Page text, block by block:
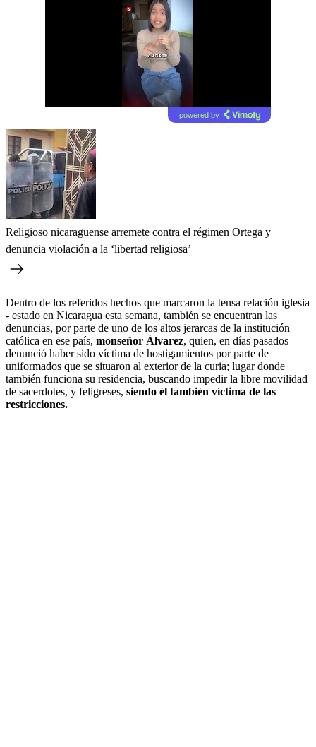
powered by
Religioso nicaragüense arremete contra el régimen Ortega y
denuncia violación a la ‘libertad religiosa’
Dentro de los referidos hechos que marcaron la tensa relación iglesia
- estado en Nicaragua esta semana, también se encuentran las
denuncias, por parte de uno de los altos jerarcas de la institución
católica en ese país, monseñor Álvarez, quien, en días pasados
denunció haber sido víctima de hostigamientos por parte de
uniformados que se situaron al exterior de la curia; lugar donde
también funciona su residencia, buscando impedir la libre movilidad
de sacerdotes, y feligreses, siendo él también víctima de las
restricciones.